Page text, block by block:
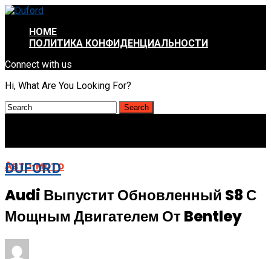
HOME
ПОЛИТИКА КОНФИДЕНЦИАЛЬНОСТИ
Connect with us
Hi, What Are You Looking For?
DUFORD
Авто-мото
Audi Выпустит Обновленный S8 С
Мощным Двигателем От Bentley